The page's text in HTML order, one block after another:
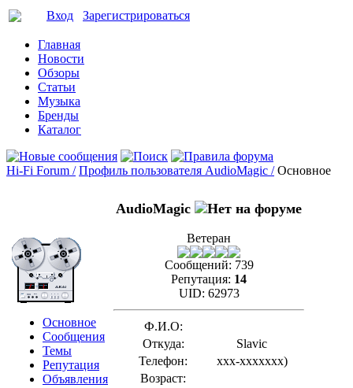
Вход Зарегистрироваться
Главная
Новости
Обзоры
Статьи
Музыка
Бренды
Каталог
Hi-Fi Forum / Профиль пользователя AudioMagic / Основное
Основное
Сообщения
Темы
Репутация
Объявления
AudioMagic
Ветеран
Сообщений: 739
Репутация: 14
UID: 62973
Ф.И.О:
Откуда:
Slavic
Телефон:
xxx-xxxxxxx)
Возраст: